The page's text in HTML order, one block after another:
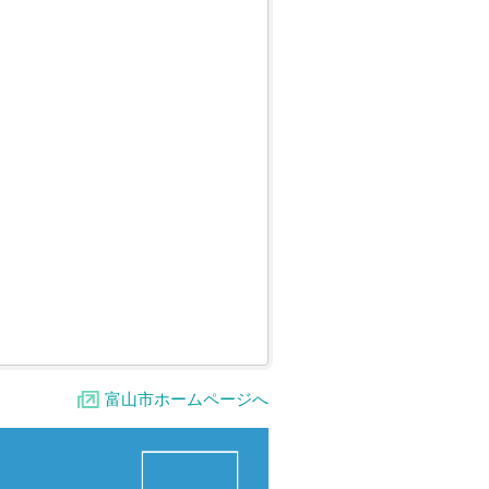
富山市ホームページへ